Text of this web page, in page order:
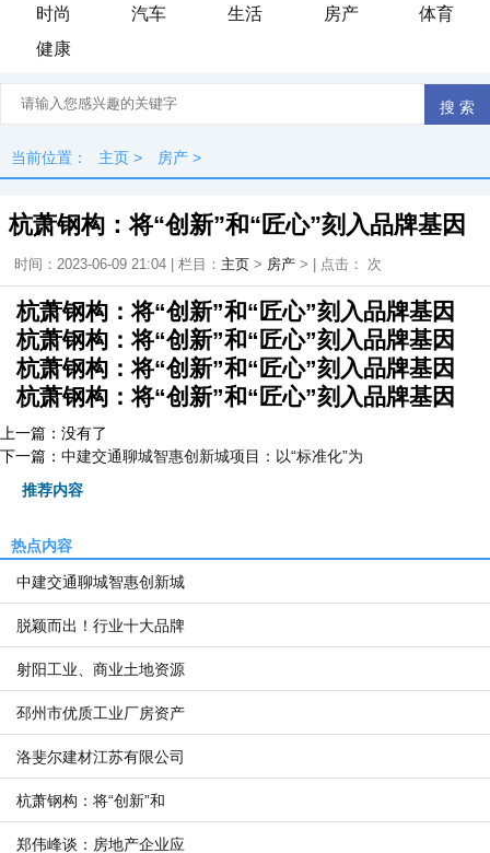
时尚
汽车 生活 房产
体育
健康
当前位置： 主页 > 房产 >
杭萧钢构：将“创新”和“匠心”刻入品牌基因
时间：2023-06-09 21:04 | 栏目： 主页 > 房产 > | 点击： 次
杭萧钢构：将“创新”和“匠心”刻入品牌基因
杭萧钢构：将“创新”和“匠心”刻入品牌基因
杭萧钢构：将“创新”和“匠心”刻入品牌基因
杭萧钢构：将“创新”和“匠心”刻入品牌基因
上一篇：没有了
下一篇： 中建交通聊城智惠创新城项目：以“标准化”为
推荐内容
热点内容
中建交通聊城智惠创新城
脱颖而出！行业十大品牌
射阳工业、商业土地资源
邳州市优质工业厂房资产
洛斐尔建材江苏有限公司
杭萧钢构：将“创新”和
郑伟峰谈：房地产企业应